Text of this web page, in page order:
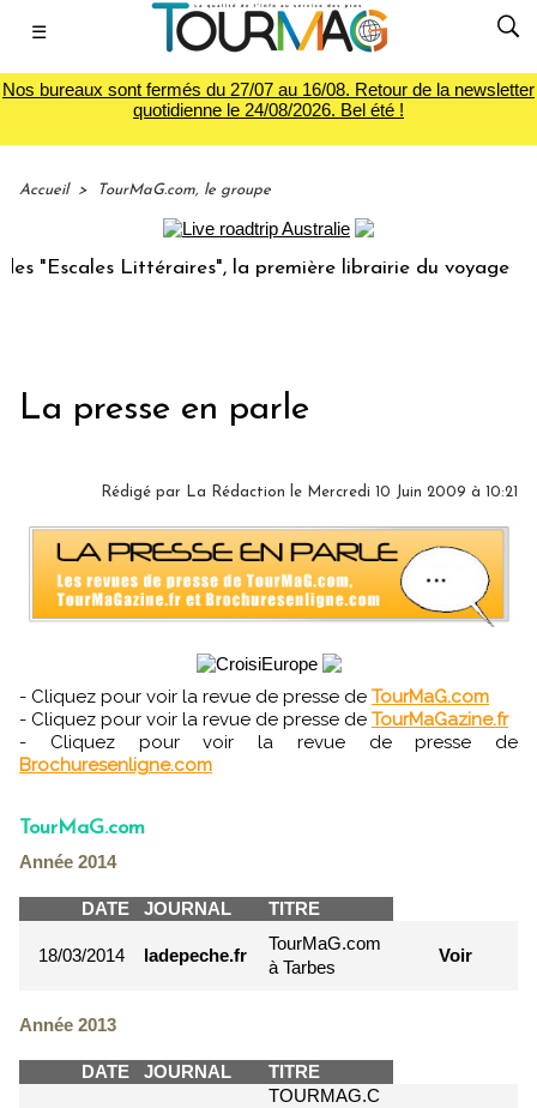
☰
Nos bureaux sont fermés du 27/07 au 16/08. Retour de la newsletter
quotidienne le 24/08/2026. Bel été !
Accueil > TourMaG.com, le groupe
Littéraires", la première librairie du voyage Le
La presse en parle
Rédigé par La Rédaction le Mercredi 10 Juin 2009 à 10:21
- Cliquez pour voir la revue de presse de TourMaG.com
- Cliquez pour voir la revue de presse de TourMaGazine.fr
- Cliquez pour voir la revue de presse de
Brochuresenligne.com
TourMaG.com
Année 2014
DATE JOURNAL TITRE
18/03/2014 ladepeche.fr
TourMaG.com
à Tarbes
Voir
Année 2013
DATE JOURNAL TITRE
TOURMAG.C